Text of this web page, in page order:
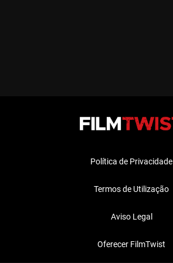
Política de Privacidade
Termos de Utilização
Aviso Legal
Oferecer FilmTwist